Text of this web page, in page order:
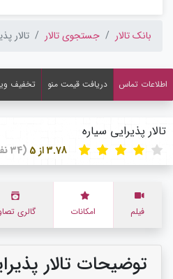
بانک تالار جستجوی تالار تالار
اطلاعات تماس دریافت قیمت منو تخفیف
تالار پذیرایی سیاره
(34 نفر)
فیلم امکانات گالری
توضیحات تالار